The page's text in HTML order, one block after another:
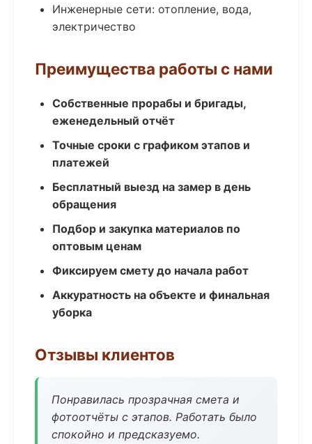
Инженерные сети: отопление, вода,
электричество
Преимущества работы с нами
Собственные прорабы и бригады,
еженедельный отчёт
Точные сроки с графиком этапов и
платежей
Бесплатный выезд на замер в день
обращения
Подбор и закупка материалов по
оптовым ценам
Фиксируем смету до начала работ
Аккуратность на объекте и финальная
уборка
Отзывы клиентов
Понравилась прозрачная смета и
фотоотчёты с этапов. Работать было
спокойно и предсказуемо.